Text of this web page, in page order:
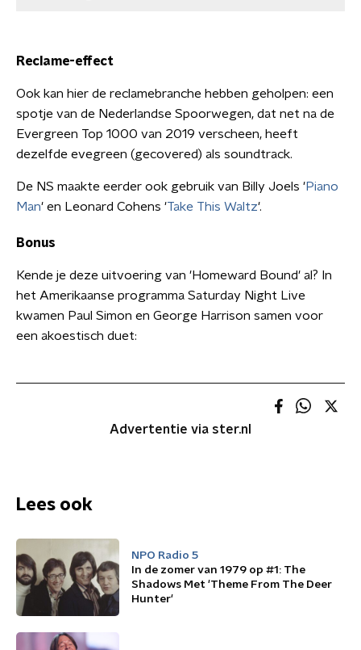
Reclame-effect
Ook kan hier de reclamebranche hebben geholpen: een
spotje van de Nederlandse Spoorwegen, dat net na de
Evergreen Top 1000 van 2019 verscheen, heeft
dezelfde evegreen (gecovered) als soundtrack.
De NS maakte eerder ook gebruik van Billy Joels 'Piano
Man' en Leonard Cohens 'Take This Waltz'.
Bonus
Kende je deze uitvoering van 'Homeward Bound' al? In
het Amerikaanse programma Saturday Night Live
kwamen Paul Simon en George Harrison samen voor
een akoestisch duet:
Advertentie via ster.nl
Lees ook
NPO Radio 5
In de zomer van 1979 op #1: The
Shadows Met 'Theme From The Deer
Hunter'